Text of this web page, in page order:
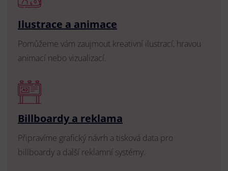
Ilustrace a animace
Pomůžeme vám zaujmout kreativní ilustrací, hravou
animací nebo vizualizací.
Billboardy a reklama
Připravíme grafický návrh a tisková data pro
billboardy a další reklamní systémy.